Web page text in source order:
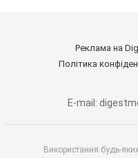
Реклама на
Політика
E-mail:
Використання будь-